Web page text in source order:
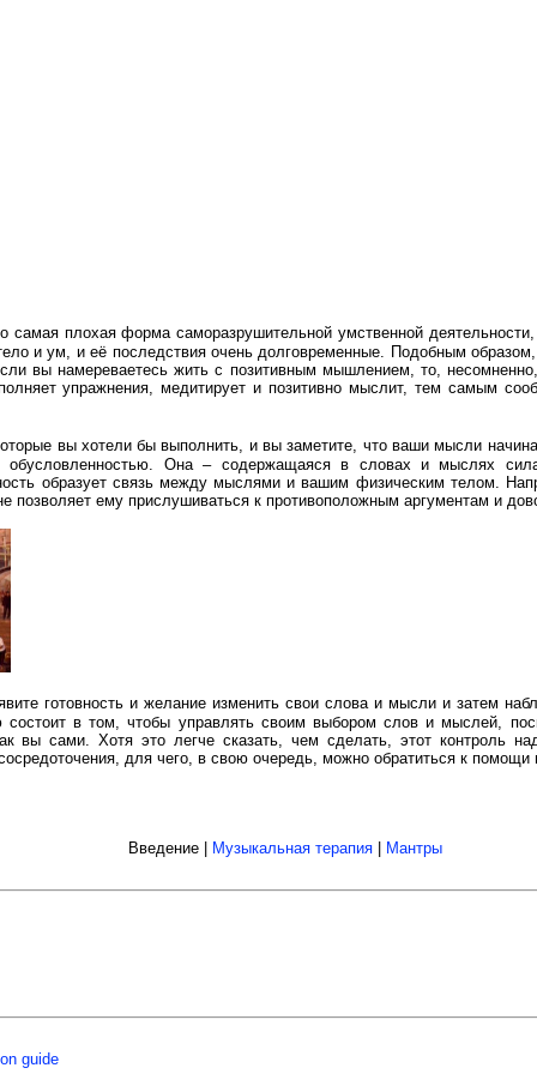
самая плохая форма саморазрушительной умственной
и ум, и её последствия очень долговременные. Подобным
вы намереваетесь жить с позитивным мышлением, то,
упражнения, медитирует и позитивно мыслит, тем самым
вы хотели бы выполнить, и вы заметите, что ваши мысли
обусловленностью. Она – содержащаяся в словах и мыслях
образует связь между мыслями и вашим физическим телом.
позволяет ему прислушиваться к противоположным аргументам и
готовность и желание изменить свои слова и мысли и затем
состоит в том, чтобы управлять своим выбором слов и мыслей,
вы сами. Хотя это легче сказать, чем сделать, этот контроль
для чего, в свою очередь, можно обратиться к
Введение | Музыкальная терапия| Мантры
guide